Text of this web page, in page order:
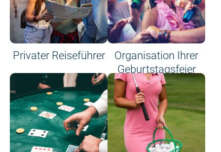
Privater Reiseführer
Organisation Ihrer
Geburtstagsfeier